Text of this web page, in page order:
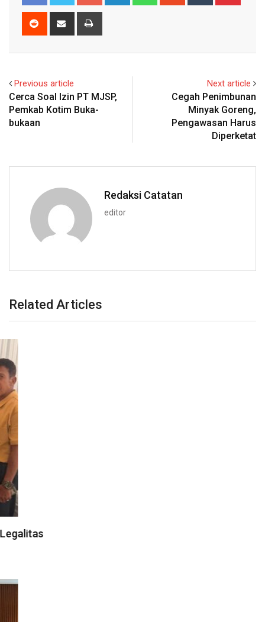
Reddit
Share
Previous article
Cerca Soal Izin PT MJSP,
Pemkab Kotim Buka-
bukaan
Next article
Cegah Penimbunan
Minyak Goreng,
Pengawasan Harus
Diperketat
Redaksi Catatan
editor
Related Articles